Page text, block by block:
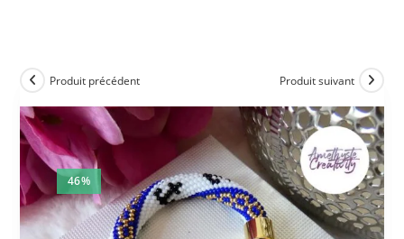
46%
Produit précédent Produit suivant